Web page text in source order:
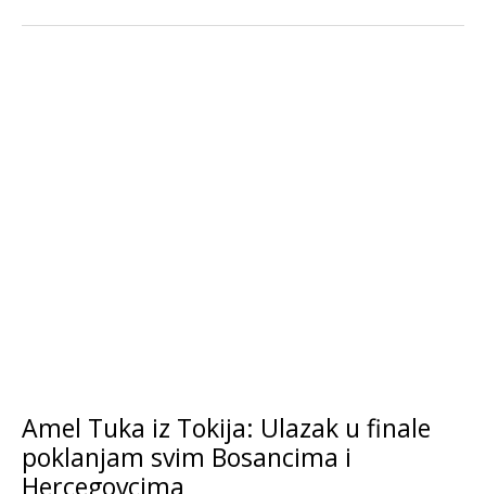
Amel Tuka iz Tokija: Ulazak u finale
poklanjam svim Bosancima i
Hercegovcima